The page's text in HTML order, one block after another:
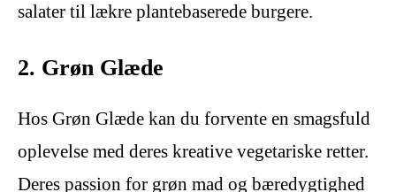
salater til lækre plantebaserede burgere.
2. Grøn Glæde
Hos Grøn Glæde kan du forvente en smagsfuld
oplevelse med deres kreative vegetariske retter.
Deres passion for grøn mad og bæredygtighed